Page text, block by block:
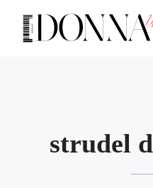
contenuto
strudel